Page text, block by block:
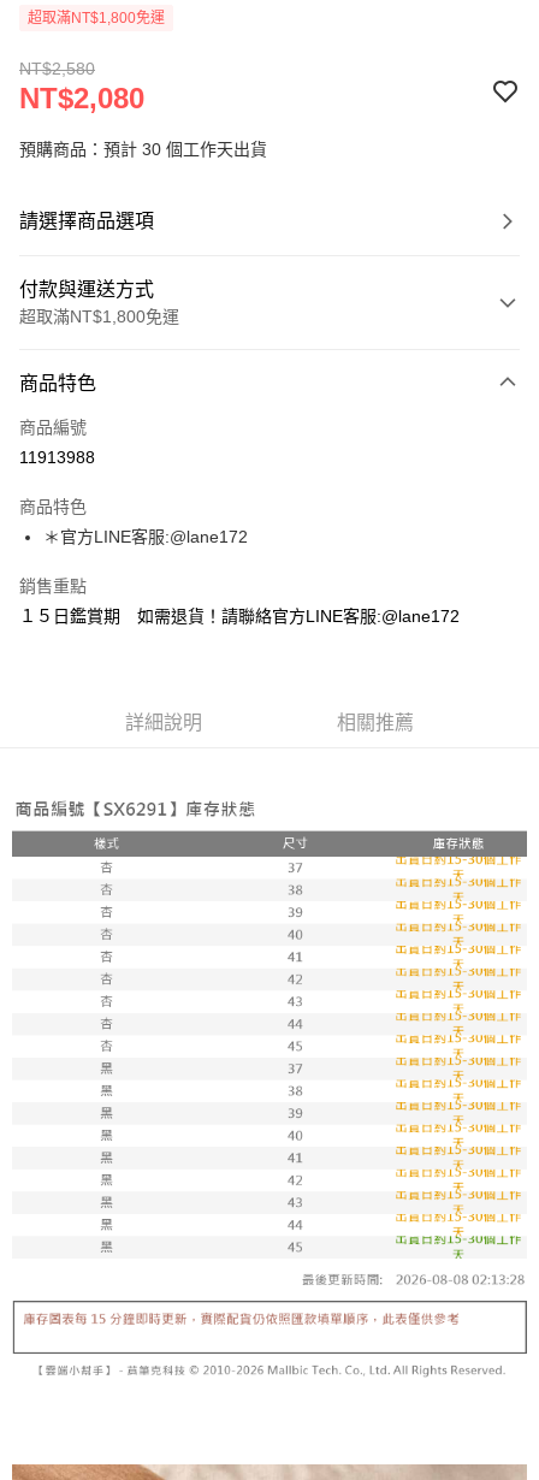
超取滿NT$1,800免運
NT$2,580
NT$2,080
預購商品：預計 30 個工作天出貨
請選擇商品選項
付款與運送方式
超取滿NT$1,800免運
信用卡一次付款
超商取貨付款
Apple Pay
街口支付
悠遊付
付款後全家取貨
每筆NT$100，滿NT$1,800(含以上)免運費
7-11取貨付款
每筆NT$100，滿NT$1,800(含以上)免運費
付款後711取貨
每筆NT$100，滿NT$1,800(含以上)免運費
每筆NT$150，滿NT$1,800(含以上)免運費
商品特色
商品編號
11913988
商品特色
＊官方LINE客服:@lane172
銷售重點
１５日鑑賞期 如需退貨！請聯絡官方LINE客服:@lane172
詳細說明 相關推薦